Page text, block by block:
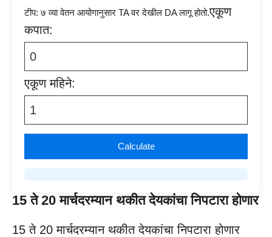
टीप: ७ व्या वेतन आयोगानुसार TA वर देखील DA लागू होतो.एकूण
कपात:
एकूण महिने:
Calculate
15 ते 20 मार्चदरम्यान थकीत देयकांचा निपटारा होणार
15 ते 20 मार्चदरम्यान थकीत देयकांचा निपटारा होणार